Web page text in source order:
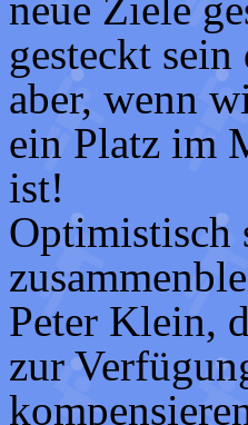
neue Ziele
gesteckt
aber, wenn
ein Platz im
ist!
Optimistisch
Peter Klein,
zur